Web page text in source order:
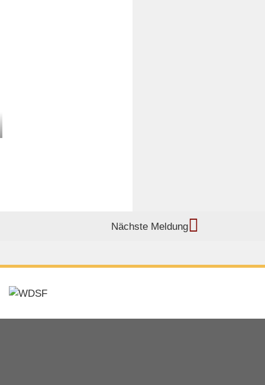
Nächste Meldung